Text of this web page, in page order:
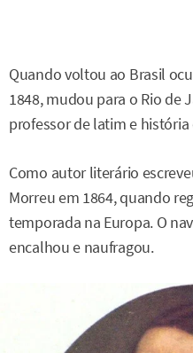
Quando voltou ao Brasil
1848, mudou para o Rio de
professor de latim e
Como autor literário
Morreu em 1864, quando
temporada na Europa. O
encalhou e naufragou.